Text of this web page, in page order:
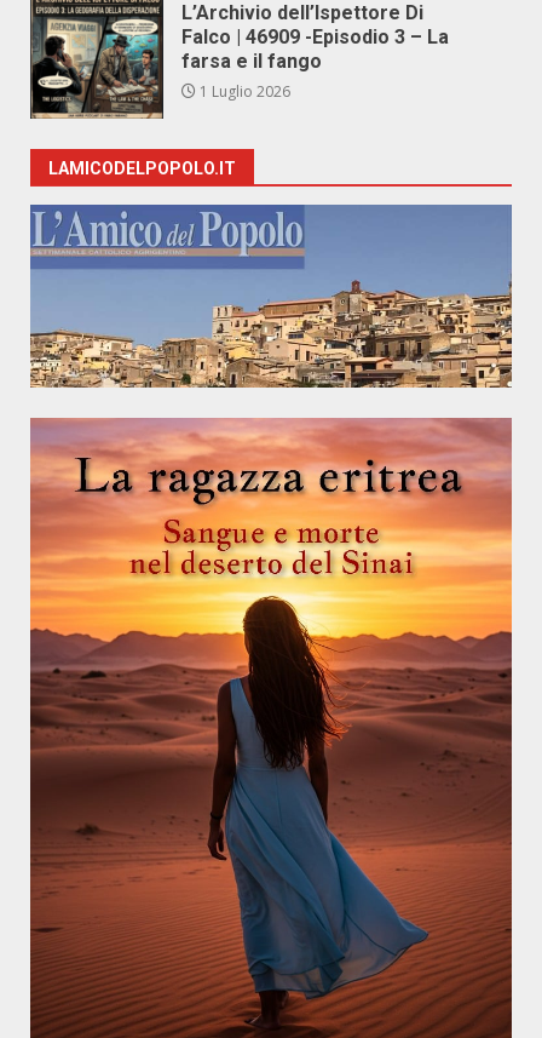
L’Archivio dell’Ispettore Di
Falco | 46909 -Episodio 3 – La
farsa e il fango
1 Luglio 2026
LAMICODELPOPOLO.IT